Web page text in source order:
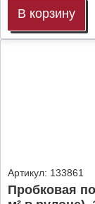
В корзину
Артикул: 133861
Пробковая